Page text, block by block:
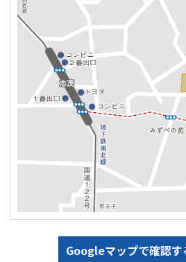
Googleマップで確認す